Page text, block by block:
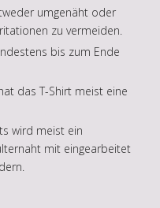
umgenäht oder
zu vermeiden.
bis zum Ende
das T-Shirt meist eine
wird meist ein
mit eingearbeitet